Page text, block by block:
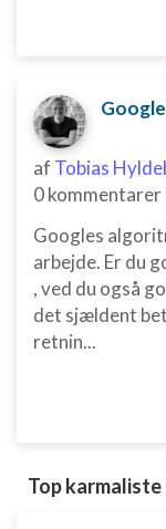
af Tobias
0 kommentarer
Googles
arbejde. Er du
, ved du også
det sjældent
retnin...
Top karmaliste